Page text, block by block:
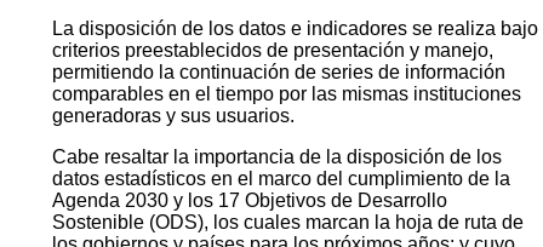
La disposición de los datos e indicadores se realiza bajo
criterios preestablecidos de presentación y manejo,
permitiendo la continuación de series de información
comparables en el tiempo por las mismas instituciones
generadoras y sus usuarios.
Cabe resaltar la importancia de la disposición de los
datos estadísticos en el marco del cumplimiento de la
Agenda 2030 y los 17 Objetivos de Desarrollo
Sostenible (ODS), los cuales marcan la hoja de ruta de